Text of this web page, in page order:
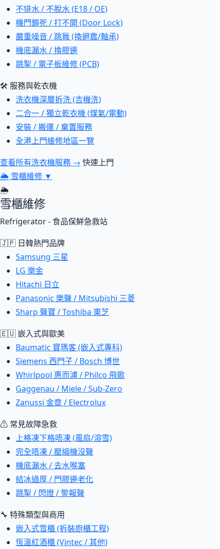
不排水 / 不脫水 (E18 / OE)
機門鎖死 / 打不開 (Door Lock)
嚴重噪音 / 跳舞 (換避震/軸承)
機底漏水 / 換膠邊
跳掣 / 電子板維修 (PCB)
🛠 服務與乾衣機
洗衣機深層拆洗 (吉機洗)
二合一 / 獨立乾衣機 (煤氣/電動)
安裝 / 搬運 / 棄置服務
全港上門維修地區一覽
查看所有洗衣機服務 → 快速上門
🌦 雪櫃維修 ▼
🌦
雪櫃維修
Refrigerator - 食品保鮮急救站
🇯🇵 日韓熱門品牌
Samsung 三星
LG 樂金
Hitachi 日立
Panasonic 樂聲 / Mitsubishi 三菱
Sharp 聲寶 / Toshiba 東芝
🇪🇺 嵌入式與歐美
Baumatic 寶瑪客 (嵌入式專科)
Siemens 西門子 / Bosch 博世
Whirlpool 惠而浦 / Philco 飛歌
Gaggenau / Miele / Sub-Zero
Zanussi 金章 / Electrolux
⚠ 常見故障急救
上格凍下格唔凍 (風扇/溶雪)
完全唔凍 / 壓縮機沒聲
機底漏水 / 去水喉塞
結冰過厚 / 門膠邊老化
跳掣 / 閃燈 / 警報聲
🔧 特殊類型與商用
嵌入式雪櫃 (拆裝廚櫃工程)
恆溫紅酒櫃 (Vintec / 其他)